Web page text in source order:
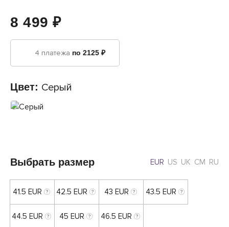
8 499 ₽
4 платежа по 2125 ₽
Цвет: Серый
Выбрать размер EUR US UK CM RU
41.5 EUR 42.5 EUR 43 EUR 43.5 EUR
44.5 EUR 45 EUR 46.5 EUR